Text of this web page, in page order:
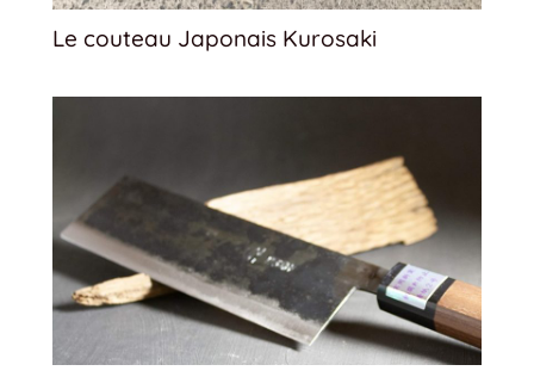
Le couteau Japonais Kurosaki